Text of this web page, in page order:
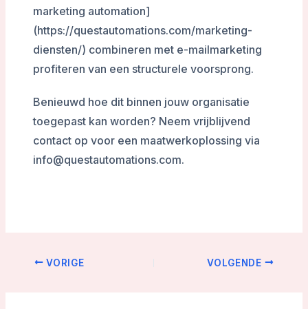
marketing automation]
(https://questautomations.com/marketing-
diensten/) combineren met e-mailmarketing
profiteren van een structurele voorsprong.
Benieuwd hoe dit binnen jouw organisatie
toegepast kan worden? Neem vrijblijvend
contact op voor een maatwerkoplossing via
info@questautomations.com.
VORIGE VOLGENDE